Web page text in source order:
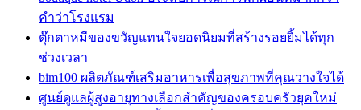
คำว่าโรงแรม
ตุ๊กตาหมีของขวัญแทนใจยอดนิยมที่สร้างรอยยิ้มได้ทุก
ช่วงเวลา
bim100 ผลิตภัณฑ์เสริมอาหารเพื่อสุขภาพที่คุณวางใจได้
ศูนย์ดูแลผู้สูงอายุทางเลือกสำคัญของครอบครัวยุคใหม่